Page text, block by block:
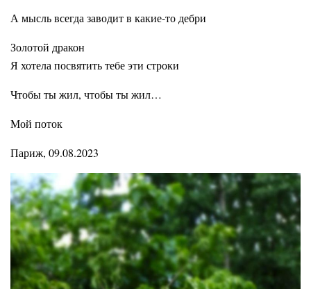
А мысль всегда заводит в какие-то дебри
Золотой дракон
Я хотела посвятить тебе эти строки
Чтобы ты жил, чтобы ты жил…
Мой поток
Париж, 09.08.2023